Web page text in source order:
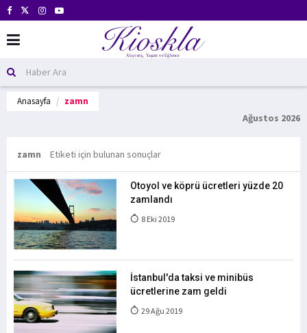
Anasayfa zamn
Ağustos 2026
zamn Etiketi için bulunan sonuçlar
Otoyol ve köprü ücretleri yüzde 20
zamlandı
8 Eki 2019
İstanbul'da taksi ve minibüs
ücretlerine zam geldi
29 Ağu 2019